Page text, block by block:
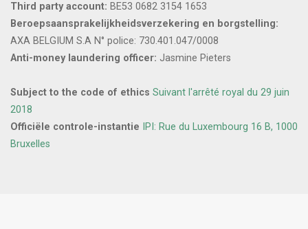
Third party account: BE53 0682 3154 1653
Beroepsaansprakelijkheidsverzekering en borgstelling:
AXA BELGIUM S.A N° police: 730.401.047/0008
Anti-money laundering officer: Jasmine Pieters
Subject to the code of ethics Suivant l'arrêté royal du 29 juin
2018
Officiële controle-instantie
IPI: Rue du Luxembourg 16 B, 1000
Bruxelles